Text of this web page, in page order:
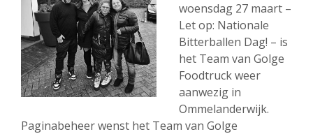
woensdag 27 maart –
Let op: Nationale
Bitterballen Dag! – is
het Team van Golge
Foodtruck weer
aanwezig in
Ommelanderwijk.
Paginabeheer wenst het Team van Golge